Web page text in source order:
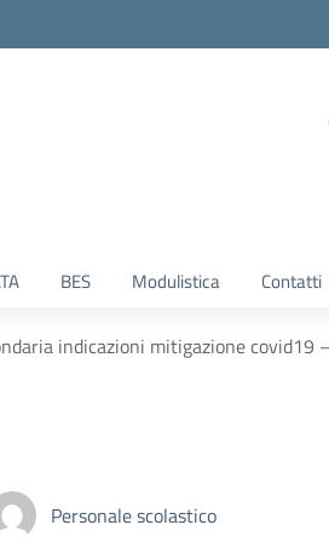
BES Modulistica Contatti
indicazioni mitigazione covid19 –
Personale scolastico